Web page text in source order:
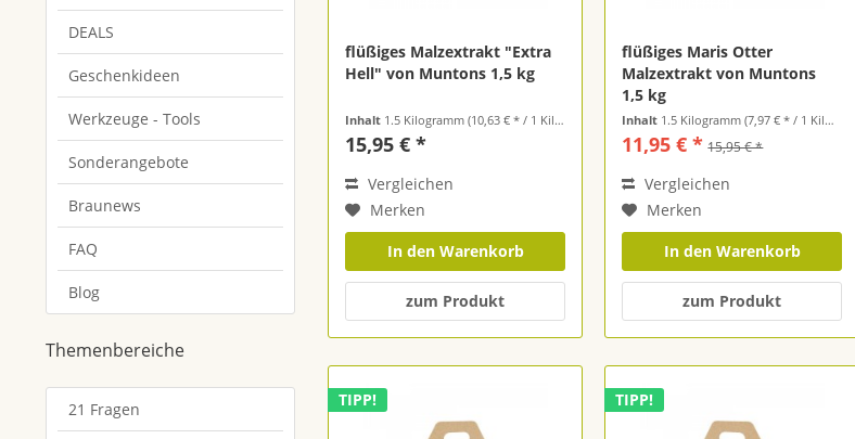
DEALS
Geschenkideen
Werkzeuge - Tools
Sonderangebote
Braunews
FAQ
Blog
Themenbereiche
21 Fragen
flüßiges Malzextrakt "Extra
Hell" von Muntons 1,5 kg
Inhalt 1.5 Kilogramm(10,63 € * / 1 Kilogramm)
15,95 € *
Vergleichen
Merken
In den Warenkorb
zum Produkt
flüßiges Maris Otter
Malzextrakt von Muntons
1,5 kg
Inhalt 1.5 Kilogramm(7,97 € * / 1 Kilogramm)
11,95 € * 15,95 € *
Vergleichen
Merken
In den Warenkorb
zum Produkt
TIPP! TIPP!